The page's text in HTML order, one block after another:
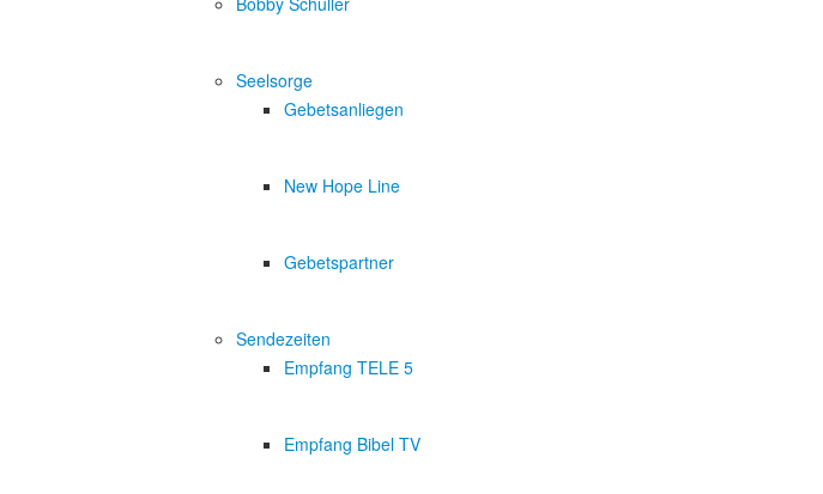
Seelsorge
Gebetsanliegen
New Hope Line
Gebetspartner
Sendezeiten
Empfang TELE 5
Empfang Bibel TV